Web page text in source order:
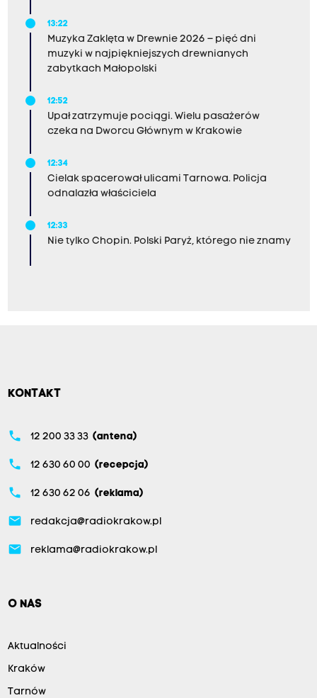
13:22
Muzyka Zaklęta w Drewnie 2026 – pięć dni
muzyki w najpiękniejszych drewnianych
zabytkach Małopolski
12:52
Upał zatrzymuje pociągi. Wielu pasażerów
czeka na Dworcu Głównym w Krakowie
12:34
Cielak spacerował ulicami Tarnowa. Policja
odnalazła właściciela
12:33
Nie tylko Chopin. Polski Paryż, którego nie znamy
KONTAKT
phone 12 200 33 33 (antena)
phone 12 630 60 00 (recepcja)
phone 12 630 62 06 (reklama)
email redakcja@radiokrakow.pl
email reklama@radiokrakow.pl
O NAS
Aktualności
Kraków
Tarnów